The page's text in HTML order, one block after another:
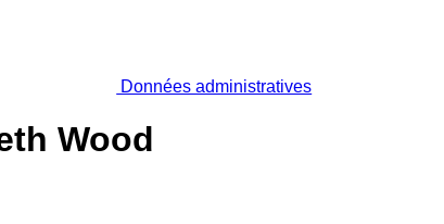
Données administratives
Wood